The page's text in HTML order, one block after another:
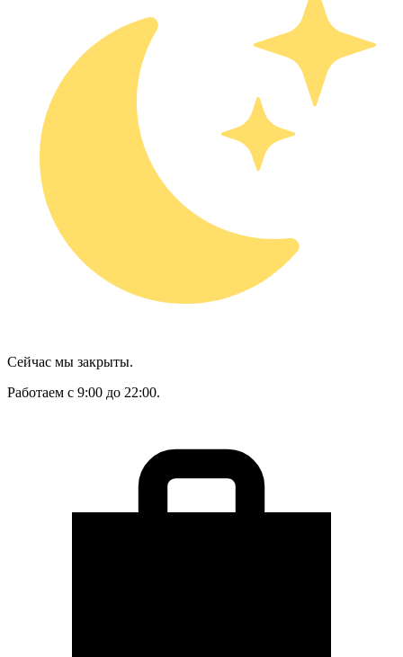
Сейчас мы закрыты.
Работаем с 9:00 до 22:00.